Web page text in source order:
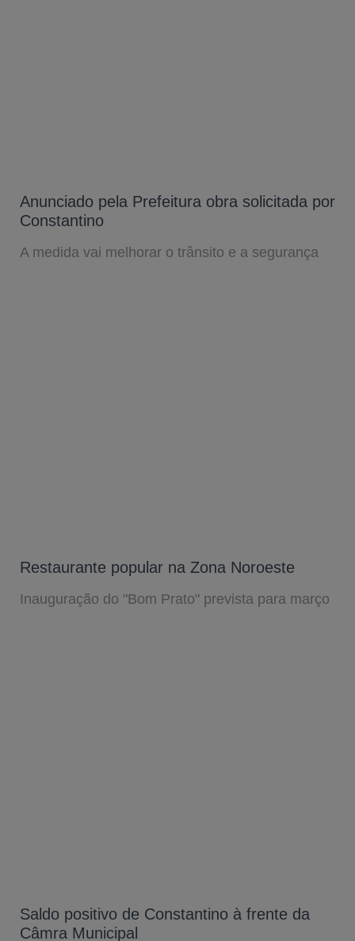
Anunciado pela Prefeitura obra solicitada por
Constantino
A medida vai melhorar o trânsito e a segurança
Restaurante popular na Zona Noroeste
Inauguração do "Bom Prato" prevista para março
Saldo positivo de Constantino à frente da
Câmra Municipal